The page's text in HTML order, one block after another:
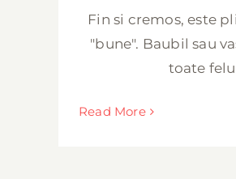
Fin si cremos, este
"bune". Baubil sau
toate
Read More